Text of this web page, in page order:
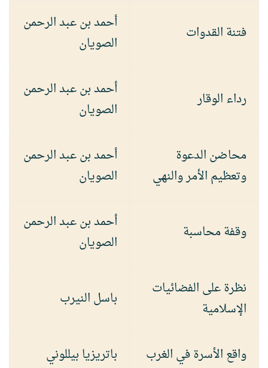
فتنة القدوات
أحمد بن عبد الرحمن
الصويان
رداء الوقار
أحمد بن عبد الرحمن
الصويان
محاضن الدعوة
وتعظيم الأمر والنهي
أحمد بن عبد الرحمن
الصويان
وقفة محاسبة
أحمد بن عبد الرحمن
الصويان
نظرة على الفضائيات
الإسلامية
باسل النيرب
واقع الأسرة في الغرب باتريزيا بيللوني